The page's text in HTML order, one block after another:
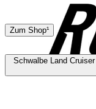
DHL
Zum Shop¹
Schwalbe Land